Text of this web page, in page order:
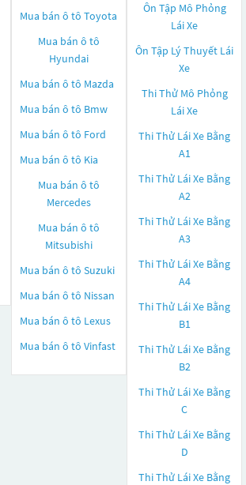
Mua bán ô tô Toyota
Mua bán ô tô
Hyundai
Mua bán ô tô Mazda
Mua bán ô tô Bmw
Mua bán ô tô Ford
Mua bán ô tô Kia
Mua bán ô tô
Mercedes
Mua bán ô tô
Mitsubishi
Mua bán ô tô Suzuki
Mua bán ô tô Nissan
Mua bán ô tô Lexus
Mua bán ô tô Vinfast
Ôn Tập Mô Phỏng
Lái Xe
Ôn Tập Lý Thuyết Lái
Xe
Thi Thử Mô Phỏng
Lái Xe
Thi Thử Lái Xe Bằng
A1
Thi Thử Lái Xe Bằng
A2
Thi Thử Lái Xe Bằng
A3
Thi Thử Lái Xe Bằng
A4
Thi Thử Lái Xe Bằng
B1
Thi Thử Lái Xe Bằng
B2
Thi Thử Lái Xe Bằng
C
Thi Thử Lái Xe Bằng
D
Thi Thử Lái Xe Bằng